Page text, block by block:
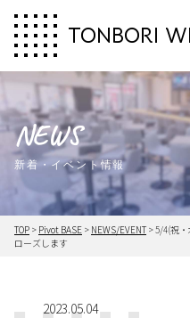
TONBORI
NEWS
新着・イベント情報
TOP > Pivot BASE > NEWS/EVENT >5/4(祝
ローズします
2023.05.04